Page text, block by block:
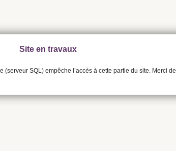
Site en travaux
(serveur SQL) empêche l’accès à cette partie du site. Merci de